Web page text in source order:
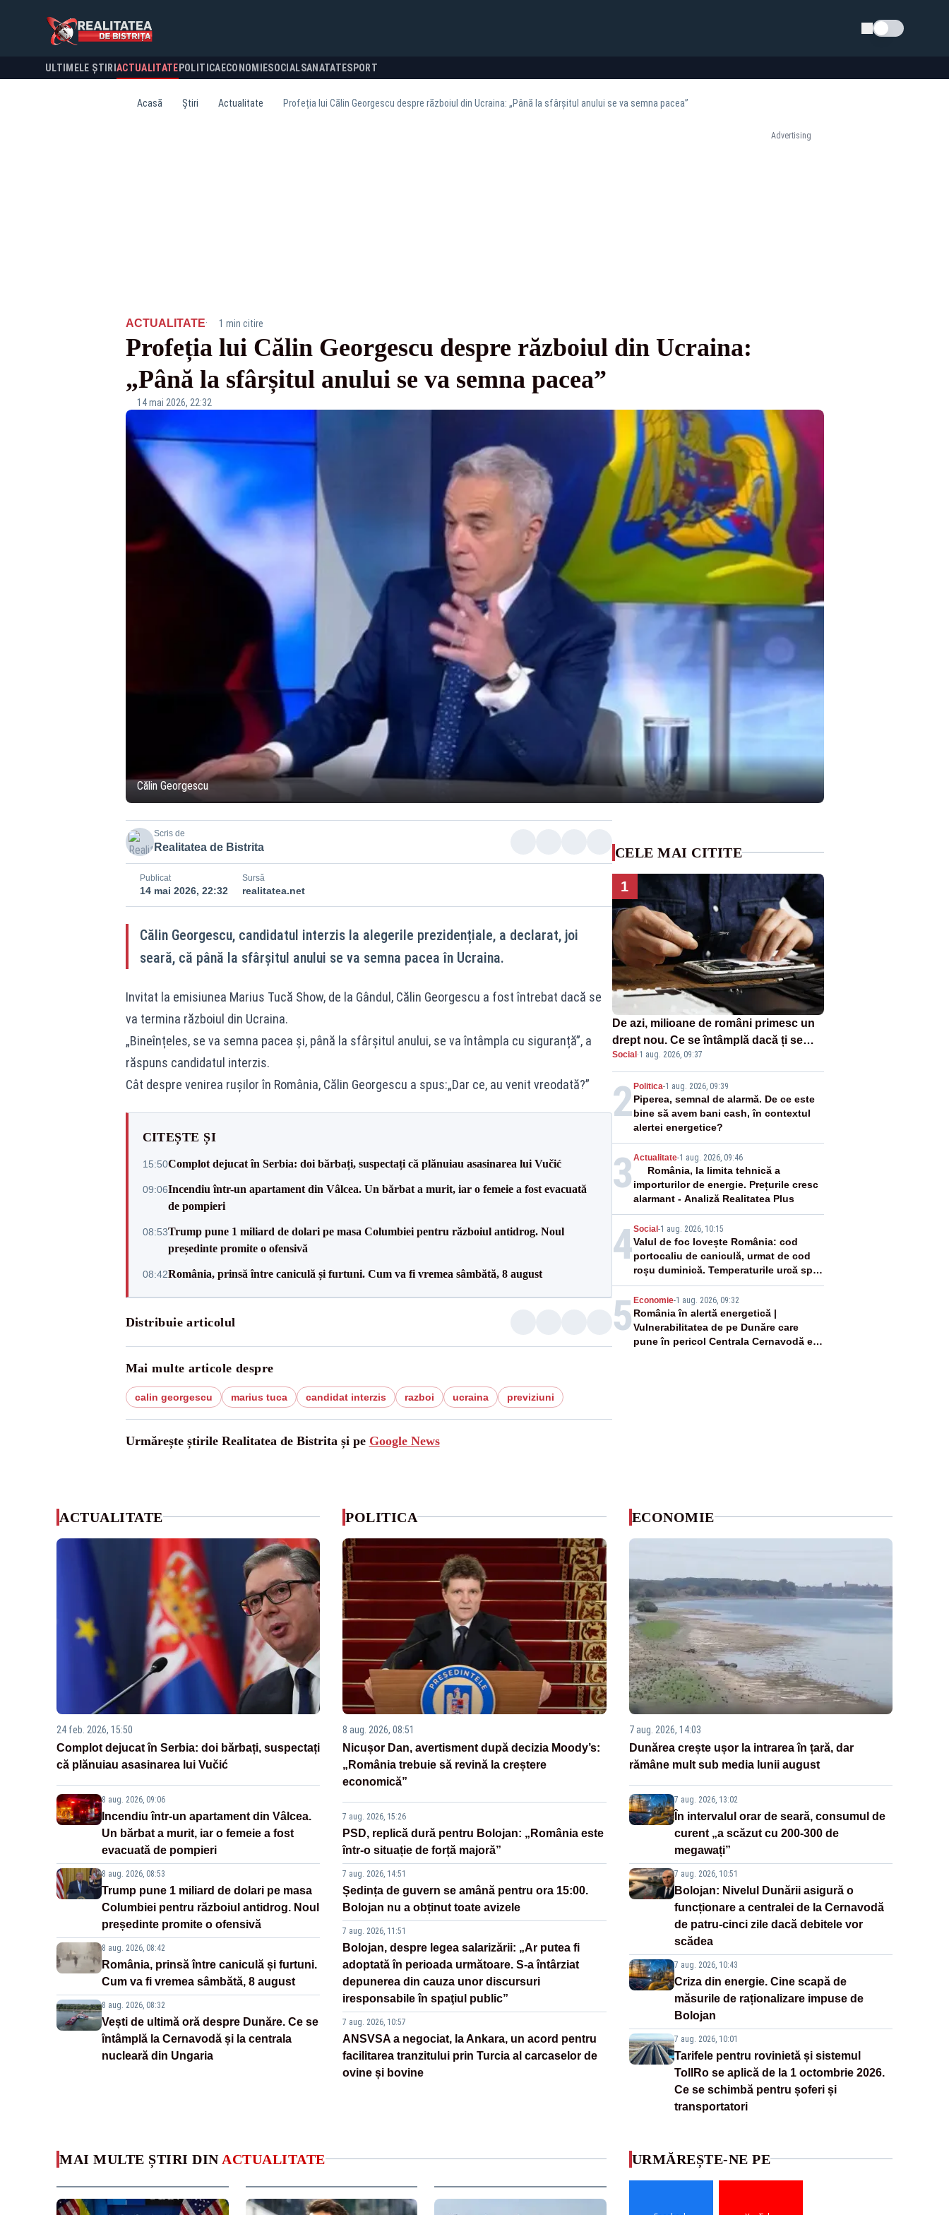
Schimba tema
ULTIMELE ȘTIRI ACTUALITATE POLITICA ECONOMIESOCIALSANATATESPORT
Acasă Știri Actualitate Profeția lui Călin Georgescu despre războiul din Ucraina: „Până la sfârșitul anului se va semna pacea”
Advertising
ACTUALITATE· 1 min citire
Profeția lui Călin Georgescu despre războiul din Ucraina:
„Până la sfârșitul anului se va semna pacea”
14 mai 2026, 22:32
Călin Georgescu
Scris de
Realitatea de Bistrita
Publicat
14 mai 2026, 22:32
Sursă
realitatea.net
Călin Georgescu, candidatul interzis la alegerile prezidențiale, a declarat, joi
seară, că până la sfârșitul anului se va semna pacea în Ucraina.
Invitat la emisiunea Marius Tucă Show, de la Gândul, Călin Georgescu a fost întrebat dacă se
va termina războiul din Ucraina.
„Bineînțeles, se va semna pacea și, până la sfârșitul anului, se va întâmpla cu siguranță”, a
răspuns candidatul interzis.
Cât despre venirea rușilor în România, Călin Georgescu a spus:„Dar ce, au venit vreodată?”
CITEȘTE ȘI
15:50Complot dejucat în Serbia: doi bărbați, suspectați că plănuiau asasinarea lui Vučić
09:06Incendiu într-un apartament din Vâlcea. Un bărbat a murit, iar o femeie a fost evacuată
de pompieri
08:53Trump pune 1 miliard de dolari pe masa Columbiei pentru războiul antidrog. Noul
președinte promite o ofensivă
08:42România, prinsă între caniculă și furtuni. Cum va fi vremea sâmbătă, 8 august
Distribuie articolul
Mai multe articole despre
calin georgescu marius tuca candidat interzis razboi ucraina previziuni
Urmărește știrile Realitatea de Bistrita și pe Google News
CELE MAI CITITE
1
De azi, milioane de români primesc un
drept nou. Ce se întâmplă dacă ți se
strică un produs
Social·1 aug. 2026, 09:37
2Politica-1 aug. 2026, 09:39
Piperea, semnal de alarmă. De ce este
bine să avem bani cash, în contextul
alertei energetice?
3 Actualitate-1 aug. 2026, 09:46
România, la limita tehnică a
importurilor de energie. Prețurile cresc
alarmant - Analiză Realitatea Plus
4Social-1 aug. 2026, 10:15
Valul de foc lovește România: cod
portocaliu de caniculă, urmat de cod
roșu duminică. Temperaturile urcă spre
40°C
5 Economie-1 aug. 2026, 09:32
România în alertă energetică |
Vulnerabilitatea de pe Dunăre care
pune în pericol Centrala Cernavodă era
ACTUALITATE
24 feb. 2026, 15:50
Complot dejucat în Serbia: doi bărbați, suspectați
că plănuiau asasinarea lui Vučić
8 aug. 2026, 09:06
Incendiu într-un apartament din Vâlcea.
Un bărbat a murit, iar o femeie a fost
evacuată de pompieri
8 aug. 2026, 08:53
Trump pune 1 miliard de dolari pe masa
Columbiei pentru războiul antidrog. Noul
președinte promite o ofensivă
8 aug. 2026, 08:42
România, prinsă între caniculă și furtuni.
Cum va fi vremea sâmbătă, 8 august
8 aug. 2026, 08:32
Vești de ultimă oră despre Dunăre. Ce se
întâmplă la Cernavodă și la centrala
nucleară din Ungaria
POLITICA
8 aug. 2026, 08:51
Nicușor Dan, avertisment după decizia Moody’s:
„România trebuie să revină la creștere
economică”
7 aug. 2026, 15:26
PSD, replică dură pentru Bolojan: „România este
într-o situație de forță majoră”
7 aug. 2026, 14:51
Ședința de guvern se amână pentru ora 15:00.
Bolojan nu a obținut toate avizele
7 aug. 2026, 11:51
Bolojan, despre legea salarizării: „Ar putea fi
adoptată în perioada următoare. S-a întârziat
depunerea din cauza unor discursuri
iresponsabile în spaţiul public”
7 aug. 2026, 10:57
ANSVSA a negociat, la Ankara, un acord pentru
facilitarea tranzitului prin Turcia al carcaselor de
ovine și bovine
ECONOMIE
7 aug. 2026, 14:03
Dunărea crește ușor la intrarea în țară, dar
rămâne mult sub media lunii august
7 aug. 2026, 13:02
În intervalul orar de seară, consumul de
curent „a scăzut cu 200-300 de
megawați”
7 aug. 2026, 10:51
Bolojan: Nivelul Dunării asigură o
funcționare a centralei de la Cernavodă
de patru-cinci zile dacă debitele vor
scădea
7 aug. 2026, 10:43
Criza din energie. Cine scapă de
măsurile de raționalizare impuse de
Bolojan
7 aug. 2026, 10:01
Tarifele pentru rovinietă și sistemul
TollRo se aplică de la 1 octombrie 2026.
Ce se schimbă pentru șoferi și
transportatori
MAI MULTE ȘTIRI DIN ACTUALITATE URMĂREȘTE-NE PE